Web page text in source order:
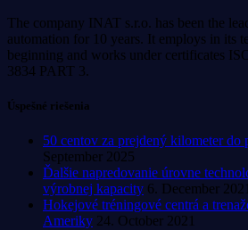
The company INAT s.r.o. has been the
automation for 10 years. It employs in its
beginning and works under certificates
3834 PART 3.
Úspešné riešenia
50 centov za prejdený kilometer do
September 2025
Ďalšie napredovanie úrovne
výrobnej kapacity 6. December 2021
Hokejové tréningové centrá a
Ameriky 24. October 2021